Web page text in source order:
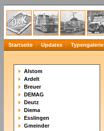
Startseite Updates Typengalerie
Alstom
Ardelt
Breuer
DEMAG
Deutz
Diema
Esslingen
Gmeinder